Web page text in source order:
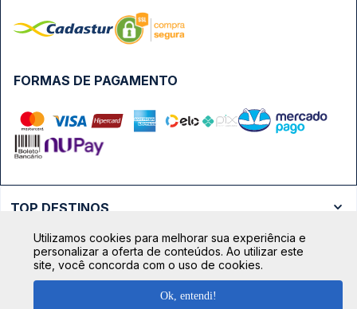
FORMAS DE PAGAMENTO
TOP DESTINOS
Ônibus Rio de Janeiro
Ônibus São Paulo
TOP VIAÇÕES
Passagens Cometa
Utilizamos cookies para melhorar sua experiência e
personalizar a oferta de conteúdos. Ao utilizar este
site, você concorda com o uso de cookies.
Ok, entendi!